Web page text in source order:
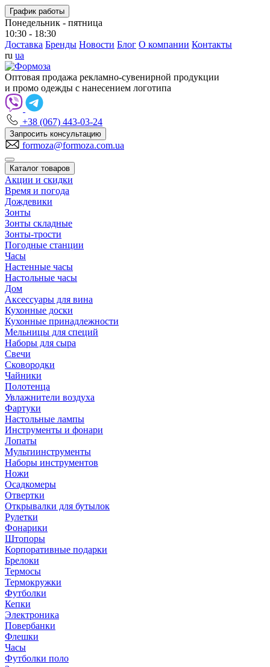
График работы
Понедельник - пятница
10:30 - 18:30
Доставка Бренды Новости Блог О компании Контакты
ru ua
Оптовая продажа рекламно-сувенирной продукции
и промо одежды с нанесением логотипа
+38 (067) 443-03-24
Запросить консультацию
formoza@formoza.com.ua
Каталог товаров
Акции и скидки
Время и погода
Дождевики
Зонты
Зонты складные
Зонты-трости
Погодные станции
Часы
Настенные часы
Настольные часы
Дом
Аксессуары для вина
Кухонные доски
Кухонные принадлежности
Мельницы для специй
Наборы для сыра
Свечи
Сковородки
Чайники
Полотенца
Увлажнители воздуха
Фартуки
Настольные лампы
Инструменты и фонари
Лопаты
Мультиинструменты
Наборы инструментов
Ножи
Осадкомеры
Отвертки
Открывалки для бутылок
Рулетки
Фонарики
Штопоры
Корпоративные подарки
Брелоки
Термосы
Термокружки
Футболки
Кепки
Электроника
Повербанки
Флешки
Часы
Футболки поло